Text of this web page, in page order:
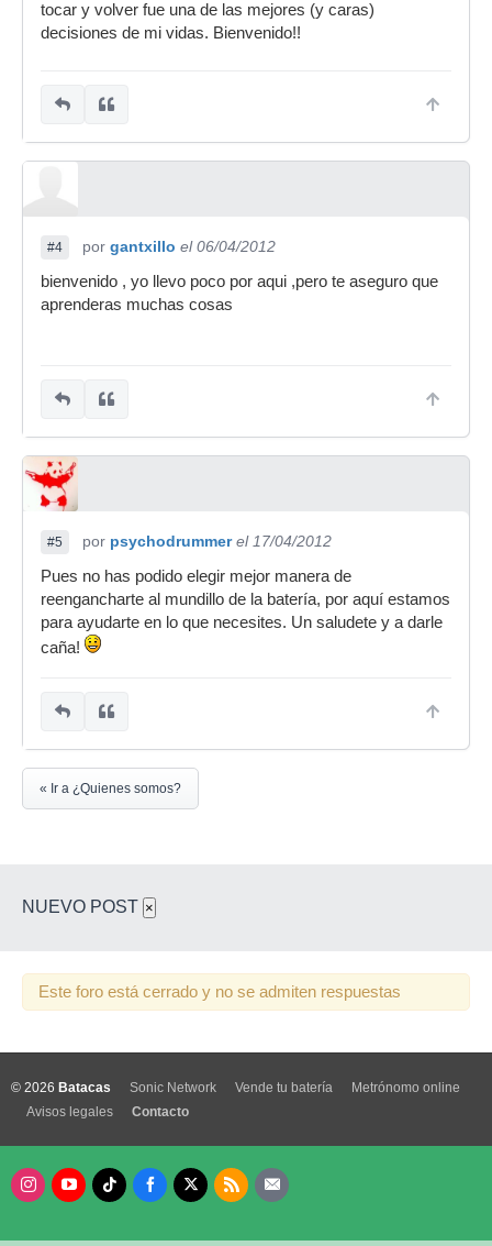
tocar y volver fue una de las mejores (y caras)
decisiones de mi vidas. Bienvenido!!
#4 por gantxillo el 06/04/2012
bienvenido , yo llevo poco por aqui ,pero te aseguro que
aprenderas muchas cosas
#5 por psychodrummer el 17/04/2012
Pues no has podido elegir mejor manera de
reengancharte al mundillo de la batería, por aquí estamos
para ayudarte en lo que necesites. Un saludete y a darle
caña!
« Ir a ¿Quienes somos?
NUEVO POST ×
Este foro está cerrado y no se admiten respuestas
© 2026 Batacas Sonic Network Vende tu batería
Metrónomo online
Avisos legales
Contacto